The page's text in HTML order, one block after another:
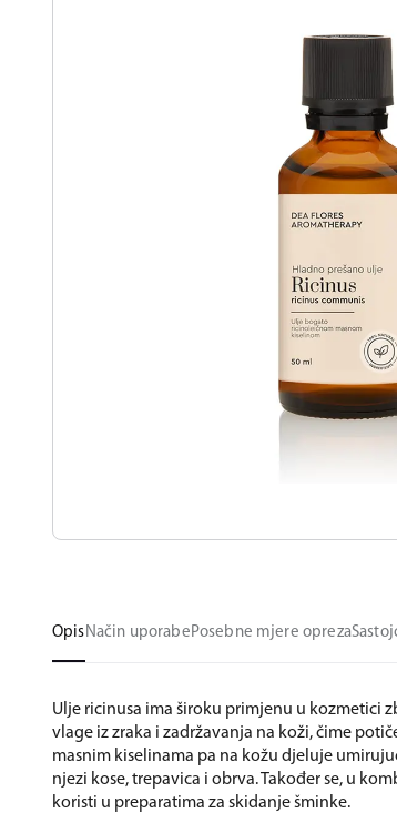
OpisNačin uporabePosebne mjere opreza
Ulje ricinusa ima široku primjenu u kozmetici
vlage iz zraka i zadržavanja na koži, čime
masnim kiselinama pa na kožu djeluje
njezi kose, trepavica i obrva. Također se, u
koristi u preparatima za skidanje šminke.